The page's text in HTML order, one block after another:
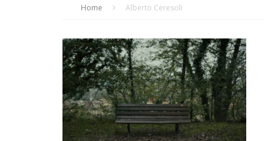
CONTRIBUTORS
Home Alberto Ceresoli